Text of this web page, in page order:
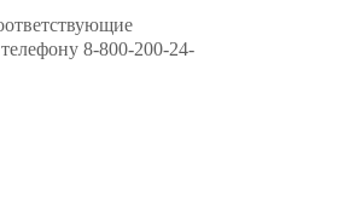
8-800-200-24-